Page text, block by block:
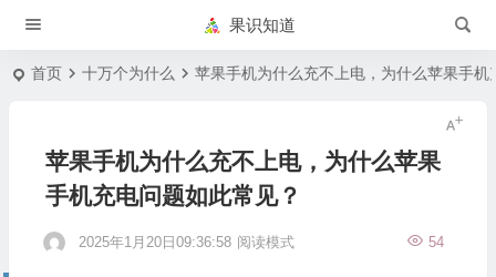
果识知道
首页 十万个为什么 苹果手机为什么充不上电，为什么苹果手机
苹果手机为什么充不上电，为什么苹果
手机充电问题如此常见？
2025年1月20日09:36:58 54
阅读模式